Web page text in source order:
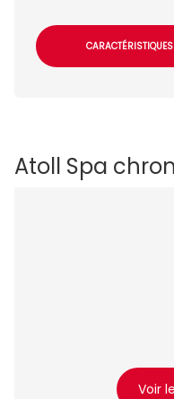
Atoll Spa
Voir